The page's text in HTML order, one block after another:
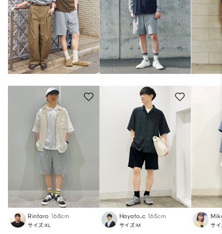
Rintaro 168cm
サイズ:XL
Hayato_c 165cm
サイズ:M サイ